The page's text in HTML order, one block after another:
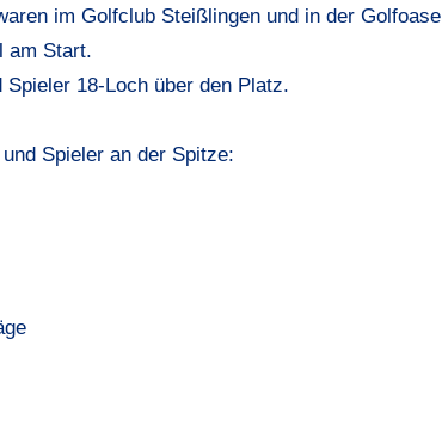
im Golfclub Steißlingen und in der Golfoase
am Start.
Spieler 18-Loch über den Platz.
Spieler an der Spitze: